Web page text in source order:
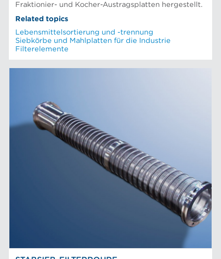
Fraktionier- und Kocher-Austragsplatten hergestellt.
Related topics
Lebensmittelsortierung und -trennung
Siebkörbe und Mahlplatten für die Industrie
Filterelemente